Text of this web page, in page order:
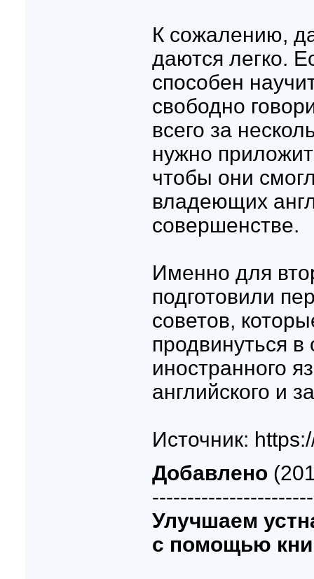
К сожалению,
даются легко.
способен
свободно
всего за
нужно
чтобы они
владеющих
совершенстве.
Именно для
подготовили
советов,
продвинуться
иностранного
английского и
Источник:
Добавлено
Улучшаем
с помощью